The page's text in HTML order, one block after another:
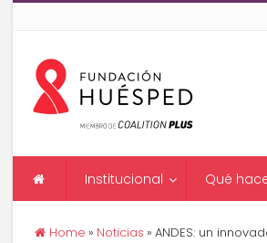
Institucional Qué
Home » Noticias » ANDES: un